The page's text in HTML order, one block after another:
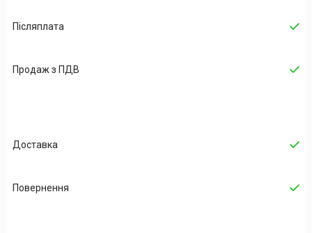
Післяплата
Продаж з ПДВ
Доставка
Повернення